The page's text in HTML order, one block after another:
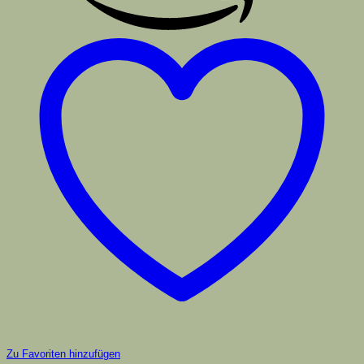
Zu Favoriten hinzufügen